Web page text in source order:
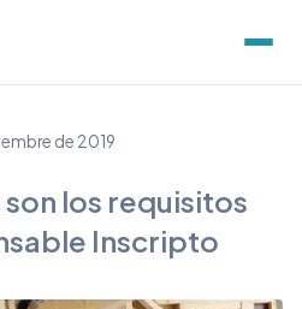
de 2019
los requisitos
Inscripto